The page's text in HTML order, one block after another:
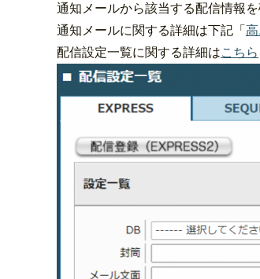
通知メールから該当する配信情報
通知メールに関する詳細は下記「
配信設定一覧に関する詳細はこちら